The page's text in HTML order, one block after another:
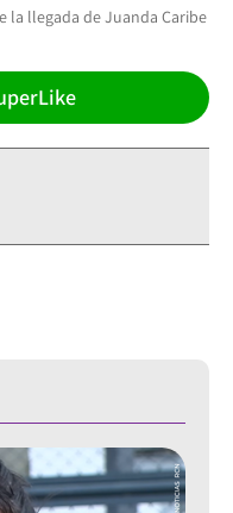
la llegada de Juanda Caribe